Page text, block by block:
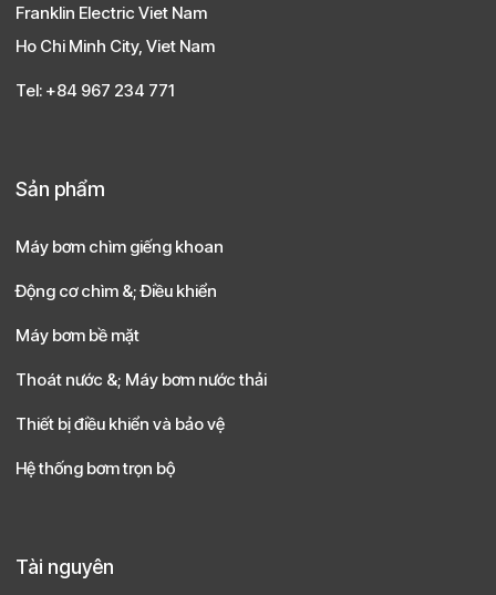
Franklin Electric Viet Nam
Ho Chi Minh City, Viet Nam
Tel: +84 967 234 771
Sản phẩm
Máy bơm chìm giếng khoan
Động cơ chìm &; Điều khiển
Máy bơm bề mặt
Thoát nước &; Máy bơm nước thải
Thiết bị điều khiển và bảo vệ
Hệ thống bơm trọn bộ
Tài nguyên